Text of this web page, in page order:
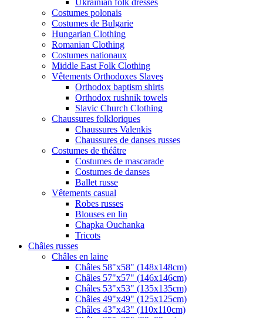
Costumes polonais
Costumes de Bulgarie
Hungarian Clothing
Romanian Clothing
Costumes nationaux
Middle East Folk Clothing
Vêtements Orthodoxes Slaves
Orthodox baptism shirts
Orthodox rushnik towels
Slavic Church Clothing
Chaussures folkloriques
Chaussures Valenkis
Chaussures de danses russes
Costumes de théâtre
Costumes de mascarade
Costumes de danses
Ballet russe
Vêtements casual
Robes russes
Blouses en lin
Chapka Ouchanka
Tricots
Châles russes
Châles en laine
Châles 58"x58" (148x148cm)
Châles 57"x57" (146x146cm)
Châles 53"x53" (135x135cm)
Châles 49"x49" (125x125cm)
Châles 43"x43" (110x110cm)